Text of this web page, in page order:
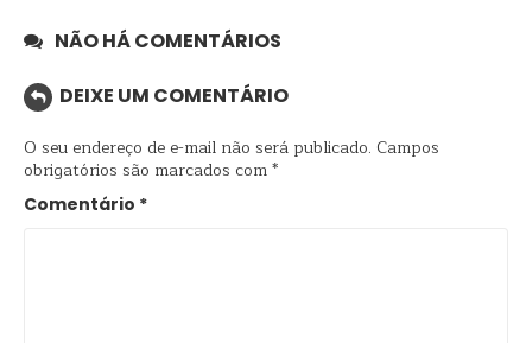
NÃO HÁ COMENTÁRIOS
DEIXE UM COMENTÁRIO
O seu endereço de e-mail não será publicado. Campos
obrigatórios são marcados com*
Comentário *